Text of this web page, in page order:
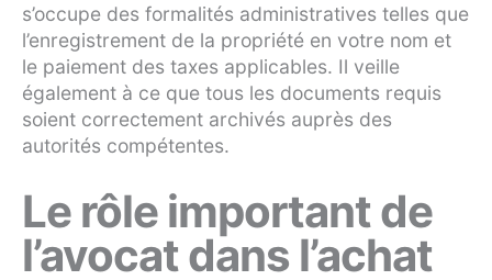
s’occupe des formalités administratives telles que
l’enregistrement de la propriété en votre nom et
le paiement des taxes applicables. Il veille
également à ce que tous les documents requis
soient correctement archivés auprès des
autorités compétentes.
Le rôle important de
l’avocat dans l’achat